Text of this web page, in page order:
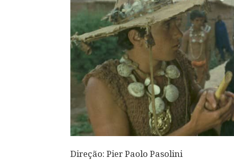
Direção: Pier Paolo Pasolini